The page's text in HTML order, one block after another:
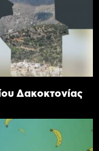
Δακοκτονίας